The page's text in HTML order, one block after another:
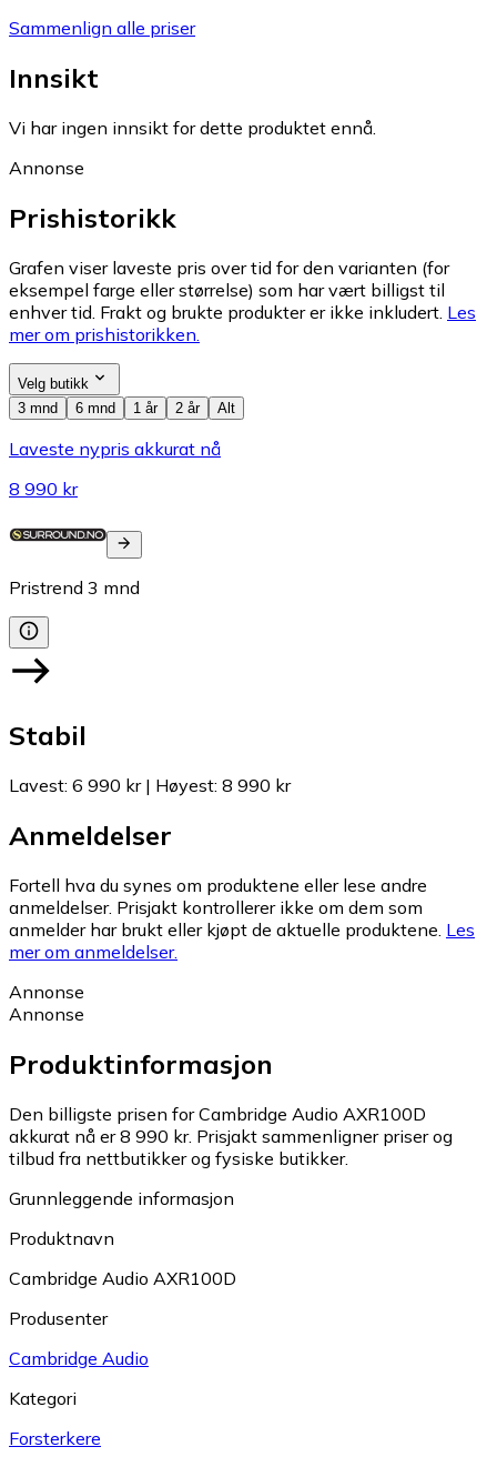
Sammenlign alle priser
Innsikt
Vi har ingen innsikt for dette produktet ennå.
Annonse
Prishistorikk
Grafen viser laveste pris over tid for den varianten (for
eksempel farge eller størrelse) som har vært billigst til
enhver tid. Frakt og brukte produkter er ikke inkludert. Les
mer om prishistorikken.
Velg butikk
3 mnd
6 mnd 1 år 2 år Alt
Laveste nypris akkurat nå
8 990 kr
Pristrend 3 mnd
Stabil
Lavest: 6 990 kr| Høyest: 8 990 kr
Anmeldelser
Fortell hva du synes om produktene eller lese andre
anmeldelser. Prisjakt kontrollerer ikke om dem som
anmelder har brukt eller kjøpt de aktuelle produktene. Les
mer om anmeldelser.
Annonse
Annonse
Produktinformasjon
Den billigste prisen for Cambridge Audio AXR100D
akkurat nå er 8 990 kr. Prisjakt sammenligner priser og
tilbud fra nettbutikker og fysiske butikker.
Grunnleggende informasjon
Produktnavn
Cambridge Audio AXR100D
Produsenter
Cambridge Audio
Kategori
Forsterkere